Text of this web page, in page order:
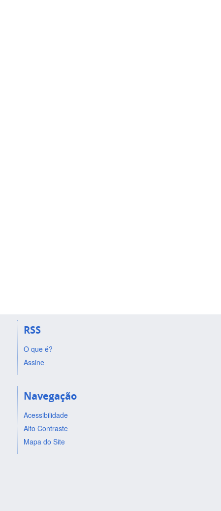
RSS
O que é?
Assine
Navegação
Acessibilidade
Alto Contraste
Mapa do Site